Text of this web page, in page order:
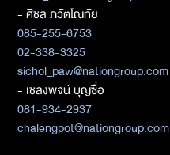
- ศิชล ภวัตโณทัย
085-255-6753
02-338-3325
sichol_paw@nationgroup.com
- เชลงพจน์ บุญซื่อ
081-934-2937
chalengpot@nationgroup.com